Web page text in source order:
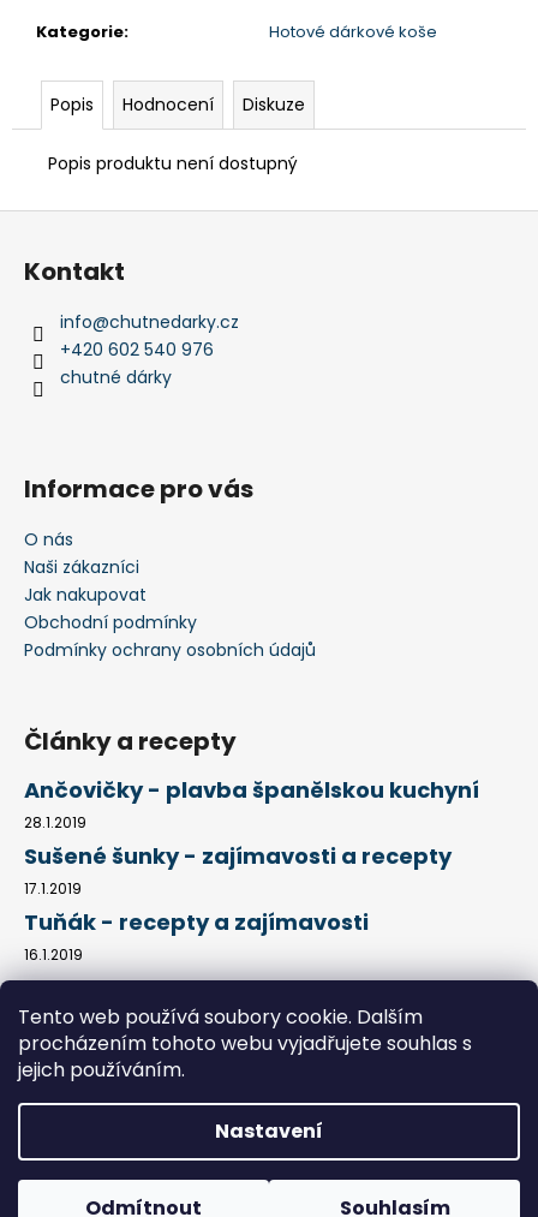
Tento web používá soubory cookie. Dalším
procházením tohoto webu vyjadřujete souhlas s
jejich používáním.
Nastavení
Odmítnout Souhlasím
Kategorie: Hotové dárkové koše
Popis Hodnocení Diskuze
Popis produktu není dostupný
Z
Kontakt
info@chutnedarky.cz
+420 602 540 976
chutné dárky
Informace pro vás
O nás
Naši zákazníci
Jak nakupovat
Obchodní podmínky
Podmínky ochrany osobních údajů
Články a recepty
Ančovičky - plavba španělskou kuchyní
28.1.2019
Sušené šunky - zajímavosti a recepty
17.1.2019
Tuňák - recepty a zajímavosti
16.1.2019
Kontakty Obchodní podmínky Jak nakupovat
Podmínky ochrany osobních údajů
Copyright 2026Chutné dárky. Všechna práva vyhrazena.
Upravit nastavení cookies